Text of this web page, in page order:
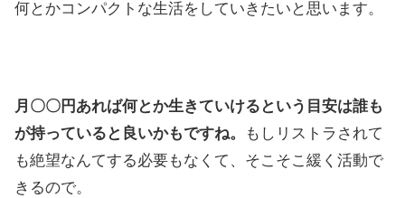
何とかコンパクトな生活をしていきたいと思います。
月〇〇円あれば何とか生きていけるという目安は誰も
が持っていると良いかもですね。
もしリストラされて
も絶望なんてする必要もなくて、そこそこ緩く活動で
きるので。